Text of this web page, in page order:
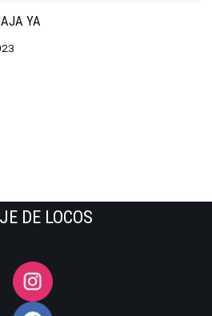
YA
DE LOCOS